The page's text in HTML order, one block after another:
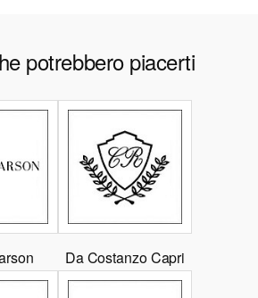
potrebbero piacerti
Da Costanzo Capri